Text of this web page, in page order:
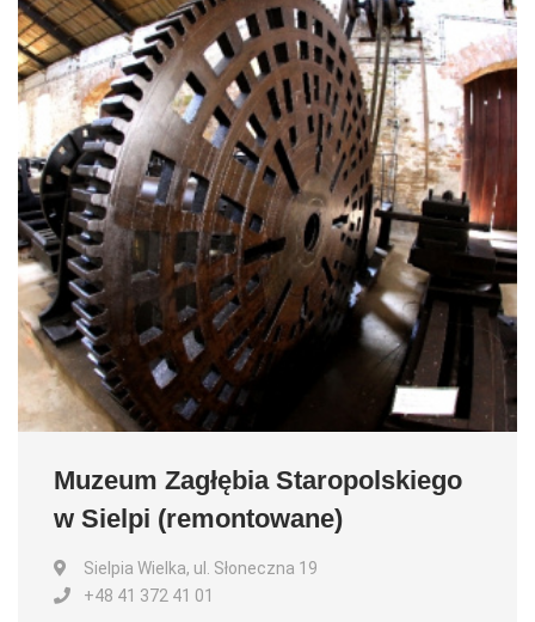
Muzeum Zagłębia Staropolskiego
w Sielpi (remontowane)
Sielpia Wielka, ul. Słoneczna 19
+48 41 372 41 01